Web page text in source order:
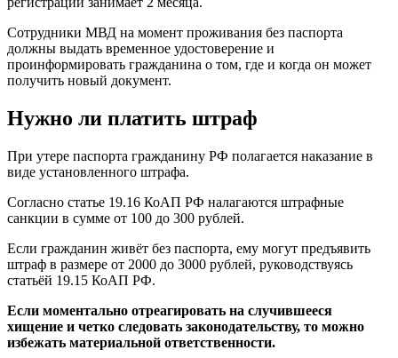
Сотрудники МВД на момент проживания без паспорта
должны выдать временное удостоверение и
проинформировать гражданина о том, где и когда он может
получить новый документ.
Нужно ли платить штраф
При утере паспорта гражданину РФ полагается наказание в
виде установленного штрафа.
Согласно статье 19.16 КоАП РФ налагаются штрафные
санкции в сумме от 100 до 300 рублей.
Если гражданин живёт без паспорта, ему могут предъявить
штраф в размере от 2000 до 3000 рублей, руководствуясь
статьёй 19.15 КоАП РФ.
Если моментально отреагировать на случившееся
хищение и четко следовать законодательству, то можно
избежать материальной ответственности.